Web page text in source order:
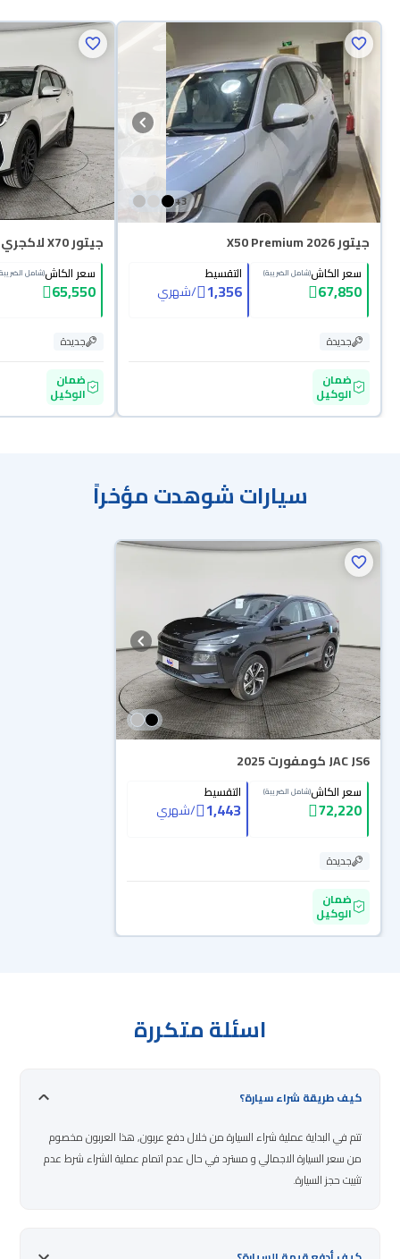
3
+
جيتور X50 Premium 2026
سعر الكاش(شامل الضريبة)
67,850
التقسيط
1,356
/شهري
جديدة
ضمان
الوكيل
جيتور X70 لاكجري 2026
سعر الكاش(شامل
65,550
جديدة
ضمان
الوكيل
سيارات شوهدت مؤخراً
JAC JS6 كومفورت 2025
سعر الكاش(شامل الضريبة)
72,220
التقسيط
1,443
/شهري
جديدة
ضمان
الوكيل
اسئلة متكررة
كيف طريقة شراء سيارة؟
تتم في البداية عملية شراء السيارة من خلال دفع عربون, هذا العربون مخصوم
من سعر السيارة الاجمالي و مسترد في حال عدم اتمام عملية الشراء شرط عدم
تثبيت حجز السيارة.